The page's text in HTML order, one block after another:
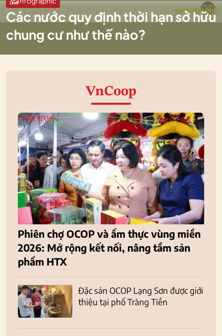
Các nước quy định thời hạn sở hữu
chung cư như thế nào?
VnCoop
Phiên chợ OCOP và ẩm thực vùng miền
2026: Mở rộng kết nối, nâng tầm sản
phẩm HTX
Đặc sản OCOP Lạng Sơn được giới
thiệu tại phố Tràng Tiền